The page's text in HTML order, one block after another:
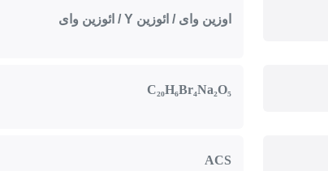
اوزین وای / ائوزین Y / ائوزین وای
C₂₀H₆Br₄Na₂O₅
ACS